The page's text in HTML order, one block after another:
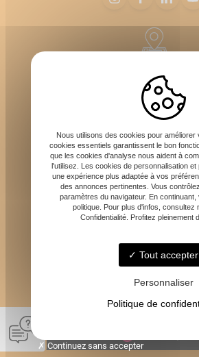
Lundi - Dimanche : 7h -
06 59 68 95 95
Nous utilisons des cookies pour améliorer
cookies essentiels garantissent le bon
que les cookies d'analyse nous aident à
l'utilisez. Les cookies de personnalisation et
une expérience plus adaptée à vos
des annonces pertinentes. Vous
paramètres du navigateur. En
politique. Pour plus d'infos, consultez
Confidentialité. Profitez pleinement
Tout accepter
Personnaliser
Politique de
Continuez sans accepter